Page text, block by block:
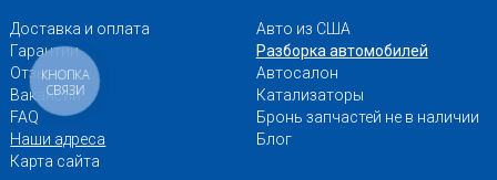
Доставка и оплата
Гарантии
Отзывы
Вакансии
FAQ
Наши адреса
Карта сайта
Авто из США
Разборка автомобилей
Автосалон
Катализаторы
Бронь запчастей не в наличии
Блог
КНОПКА
СВЯЗИ